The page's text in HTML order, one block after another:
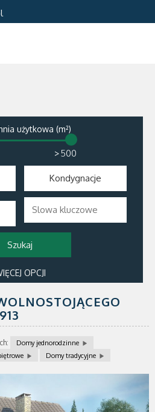
użytkowa (m²)
>
Kondygnacje
OPCJI
Domy jednorodzinne
Domy tradycyjne